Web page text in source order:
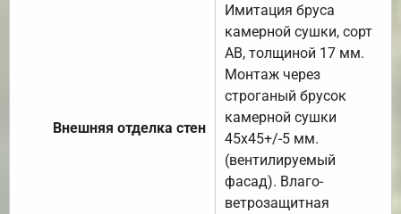
Внешняя отделка стен
Имитация бруса
камерной сушки, сорт
АВ, толщиной 17 мм.
Монтаж через
строганый брусок
камерной сушки
45х45+/-5 мм.
(вентилируемый
фасад). Влаго-
ветрозащитная